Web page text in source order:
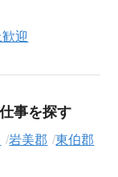
迎
事を探す
岩美郡 東伯郡